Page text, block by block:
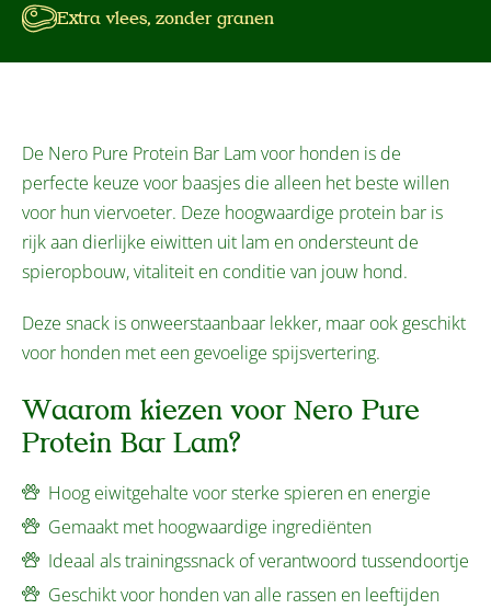
Extra vlees, zonder granen
De Nero Pure Protein Bar Lam voor honden is de
perfecte keuze voor baasjes die alleen het beste willen
voor hun viervoeter. Deze hoogwaardige protein bar is
rijk aan dierlijke eiwitten uit lam en ondersteunt de
spieropbouw, vitaliteit en conditie van jouw hond.
Deze snack is onweerstaanbaar lekker, maar ook geschikt
voor honden met een gevoelige spijsvertering.
Waarom kiezen voor Nero Pure
Protein Bar Lam?
Hoog eiwitgehalte voor sterke spieren en energie
Gemaakt met hoogwaardige ingrediënten
Ideaal als trainingssnack of verantwoord tussendoortje
Geschikt voor honden van alle rassen en leeftijden